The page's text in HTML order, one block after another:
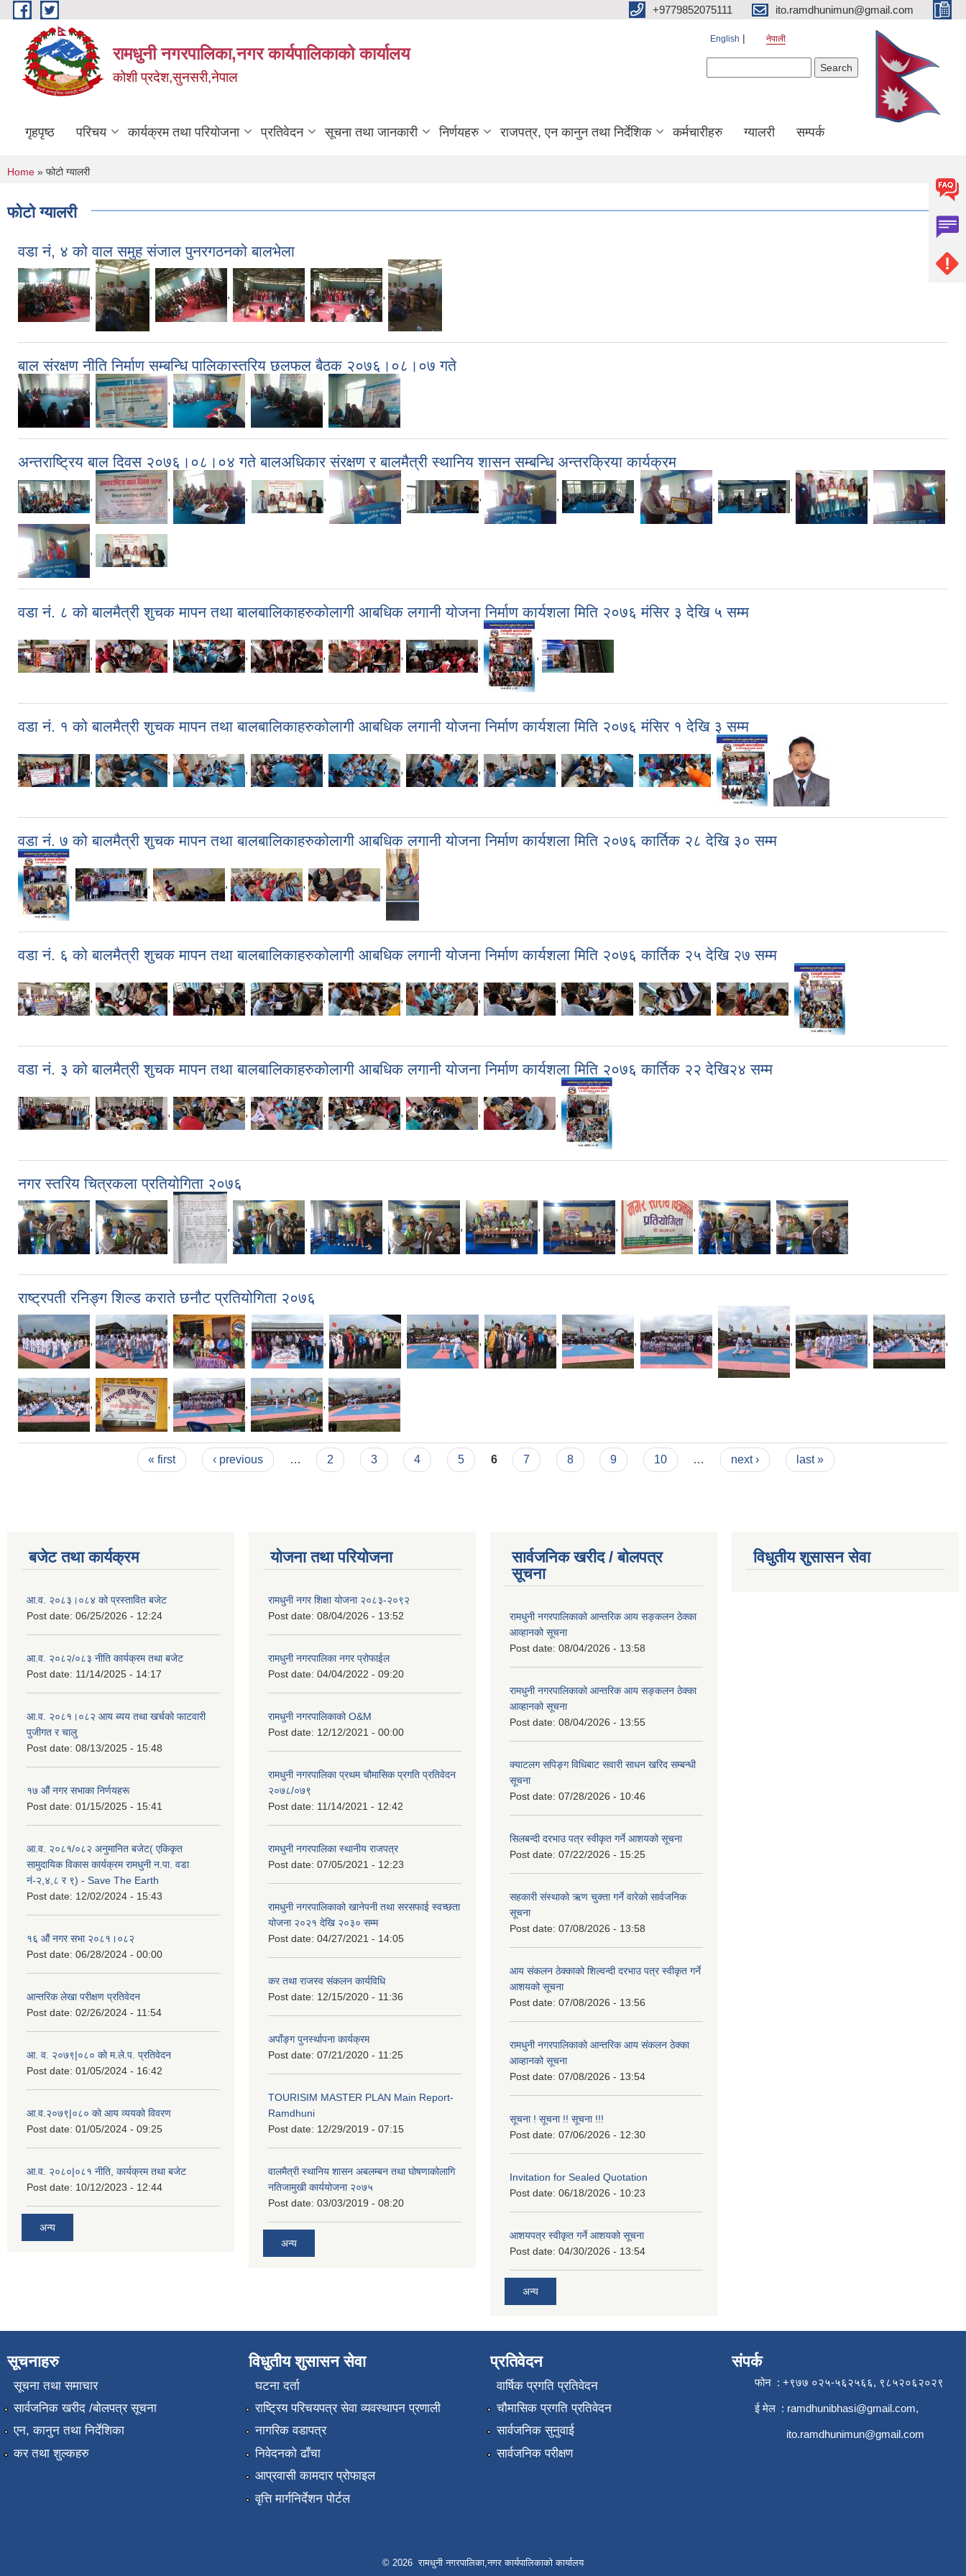
Skip to main content +9779852075111 ito.ramdhunimun@gmail.com
रामधुनी नगरपालिका,नगर कार्यपालिकाको कार्यालय
कोशी प्रदेश,सुनसरी,नेपाल
English नेपाली
गृहपृष्ठ परिचय कार्यक्रम तथा परियोजना प्रतिवेदन सूचना तथा जानकारी निर्णयहरु राजपत्र, एन कानुन तथा निर्देशिक कर्मचारीहरु ग्यालरी सम्पर्क
You are here
Home » फोटो ग्यालरी
फोटो ग्यालरी
वडा नं, ४ को वाल समुह संजाल पुनरगठनको बालभेला
, , , , ,
बाल संरक्षण नीति निर्माण सम्बन्धि पालिकास्तरिय छलफल बैठक २०७६।०८।०७ गते
, , , ,
अन्तराष्ट्रिय बाल दिवस २०७६।०८।०४ गते बालअधिकार संरक्षण र बालमैत्री स्थानिय शासन सम्बन्धि अन्तरक्रिया कार्यक्रम
, , , , , , , , , , , ,
,
वडा नं. ८ को बालमैत्री शुचक मापन तथा बालबालिकाहरुकोलागी आबधिक लगानी योजना निर्माण कार्यशला मिति २०७६ मंसिर ३ देखि ५ सम्म
, , , , , , ,
वडा नं. १ को बालमैत्री शुचक मापन तथा बालबालिकाहरुकोलागी आबधिक लगानी योजना निर्माण कार्यशला मिति २०७६ मंसिर १ देखि ३ सम्म
, , , , , , , , , ,
वडा नं. ७ को बालमैत्री शुचक मापन तथा बालबालिकाहरुकोलागी आबधिक लगानी योजना निर्माण कार्यशला मिति २०७६ कार्तिक २८ देखि ३० सम्म
, , , , ,
वडा नं. ६ को बालमैत्री शुचक मापन तथा बालबालिकाहरुकोलागी आबधिक लगानी योजना निर्माण कार्यशला मिति २०७६ कार्तिक २५ देखि २७ सम्म
, , , , , , , , , ,
वडा नं. ३ को बालमैत्री शुचक मापन तथा बालबालिकाहरुकोलागी आबधिक लगानी योजना निर्माण कार्यशला मिति २०७६ कार्तिक २२ देखि२४ सम्म
, , , , , , ,
नगर स्तरिय चित्रकला प्रतियोगिता २०७६
, , , , , , , , , ,
राष्ट्रपती रनिङ्ग शिल्ड कराते छनौट प्रतियोगिता २०७६
, , , , , , , , , , , ,
, , , ,
« first ‹ previous … 2 3 4 5 6 7 8 9 10 … next › last »
बजेट तथा कार्यक्रम
आ.व. २०८३।०८४ को प्रस्तावित बजेट
Post date: 06/25/2026 - 12:24
आ.व. २०८२/०८३ नीति कार्यक्रम तथा बजेट
Post date: 11/14/2025 - 14:17
आ.व. २०८१।०८२ आय ब्यय तथा खर्चको फाटवारी
पुजीगत र चालु
Post date: 08/13/2025 - 15:48
१७ औं नगर सभाका निर्णयहरू
Post date: 01/15/2025 - 15:41
आ.व. २०८१/०८२ अनुमानित बजेट( एकिकृत
सामुदायिक विकास कार्यक्रम रामधुनी न.पा. वडा
नं-२,४,८ र ९) - Save The Earth
Post date: 12/02/2024 - 15:43
१६ औं नगर सभा २०८१।०८२
Post date: 06/28/2024 - 00:00
आन्तरिक लेखा परीक्षण प्रतिवेदन
Post date: 02/26/2024 - 11:54
आ. व. २०७९|०८० को म.ले.प. प्रतिवेदन
Post date: 01/05/2024 - 16:42
आ.व.२०७९|०८० को आय व्ययको विवरण
Post date: 01/05/2024 - 09:25
आ.व. २०८०|०८१ नीति, कार्यक्रम तथा बजेट
Post date: 10/12/2023 - 12:44
अन्य
योजना तथा परियोजना
रामधुनी नगर शिक्षा योजना २०८३-२०९२
Post date: 08/04/2026 - 13:52
रामधुनी नगरपालिका नगर प्रोफाईल
Post date: 04/04/2022 - 09:20
रामधुनी नगरपालिकाको O&M
Post date: 12/12/2021 - 00:00
रामधुनी नगरपालिका प्रथम चौमासिक प्रगति प्रतिवेदन
२०७८/०७९
Post date: 11/14/2021 - 12:42
रामधुनी नगरपालिका स्थानीय राजपत्र
Post date: 07/05/2021 - 12:23
रामधुनी नगरपालिकाको खानेपनी तथा सरसफाई स्वच्छता
योजना २०२१ देखि २०३० सम्म
Post date: 04/27/2021 - 14:05
कर तथा राजस्व संकलन कार्यविधि
Post date: 12/15/2020 - 11:36
अपाँङ्ग पुनर्स्थापना कार्यक्रम
Post date: 07/21/2020 - 11:25
TOURISIM MASTER PLAN Main Report-
Ramdhuni
Post date: 12/29/2019 - 07:15
वालमैत्री स्थानिय शासन अबलम्बन तथा घोषणाकोलागि
नतिजामुखी कार्ययोजना २०७५
Post date: 03/03/2019 - 08:20
अन्य
सार्वजनिक खरीद / बोलपत्र
सूचना
रामधुनी नगरपालिकाको आन्तरिक आय सङ्कलन ठेक्का
आव्हानको सूचना
Post date: 08/04/2026 - 13:58
रामधुनी नगरपालिकाको आन्तरिक आय सङ्कलन ठेक्का
आव्हानको सूचना
Post date: 08/04/2026 - 13:55
क्याटलग सपिङ्ग विधिबाट सवारी साधन खरिद सम्बन्धी
सूचना
Post date: 07/28/2026 - 10:46
सिलबन्दी दरभाउ पत्र स्वीकृत गर्ने आशयको सूचना
Post date: 07/22/2026 - 15:25
सहकारी संस्थाको ऋण चुक्ता गर्ने वारेको सार्वजनिक
सूचना
Post date: 07/08/2026 - 13:58
आय संकलन ठेक्काको शिल्वन्दी दरभाउ पत्र स्वीकृत गर्ने
आशयको सूचना
Post date: 07/08/2026 - 13:56
रामधुनी नगरपालिकाको आन्तरिक आय संकलन ठेक्का
आव्हानको सूचना
Post date: 07/08/2026 - 13:54
सूचना ! सूचना !! सूचना !!!
Post date: 07/06/2026 - 12:30
Invitation for Sealed Quotation
Post date: 06/18/2026 - 10:23
आशयपत्र स्वीकृत गर्ने आशयको सूचना
Post date: 04/30/2026 - 13:54
अन्य
विधुतीय शुसासन सेवा
सूचनाहरु
सूचना तथा समाचार
सार्वजनिक खरीद /बोलपत्र सूचना
एन, कानुन तथा निर्देशिका
कर तथा शुल्कहरु
विधुतीय शुसासन सेवा
घटना दर्ता
राष्ट्रिय परिचयपत्र सेवा व्यवस्थापन प्रणाली
नागरिक वडापत्र
निवेदनको ढाँचा
आप्रवासी कामदार प्रोफाइल
वृत्ति मार्गनिर्देशन पोर्टल
प्रतिवेदन
वार्षिक प्रगति प्रतिवेदन
चौमासिक प्रगति प्रतिवेदन
सार्वजनिक सुनुवाई
सार्वजनिक परीक्षण
संपर्क
फोन : +९७७ ०२५-५६२५६६, ९८५२०६२०२९
ई मेल : ramdhunibhasi@gmail.com,
ito.ramdhunimun@gmail.com
© 2026 रामधुनी नगरपालिका,नगर कार्यपालिकाको कार्यालय